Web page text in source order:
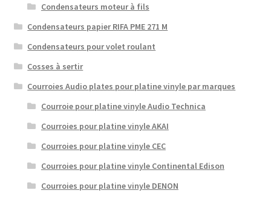
Condensateurs moteur à fils
Condensateurs papier RIFA PME 271 M
Condensateurs pour volet roulant
Cosses à sertir
Courroies Audio plates pour platine vinyle par marques
Courroie pour platine vinyle Audio Technica
Courroies pour platine vinyle AKAI
Courroies pour platine vinyle CEC
Courroies pour platine vinyle Continental Edison
Courroies pour platine vinyle DENON